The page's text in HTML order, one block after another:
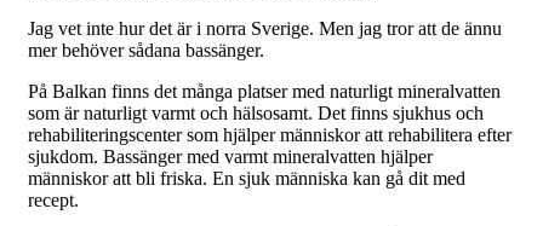
Jag vet inte hur det är i norra Sverige. Men jag tror att de ännu
mer behöver sådana bassänger.
På Balkan finns det många platser med naturligt mineralvatten
som är naturligt varmt och hälsosamt. Det finns sjukhus och
rehabiliteringscenter som hjälper människor att rehabilitera efter
sjukdom. Bassänger med varmt mineralvatten hjälper
människor att bli friska. En sjuk människa kan gå dit med
recept.